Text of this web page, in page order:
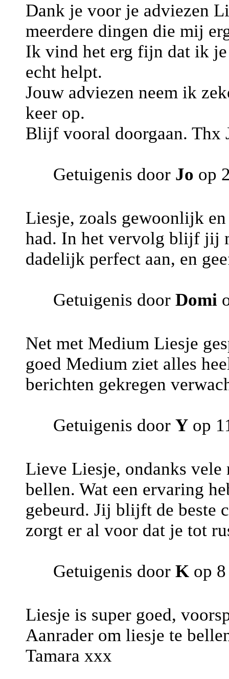
Dank je voor je adviezen
meerdere dingen die mij
Ik vind het erg fijn dat ik
echt helpt.
Jouw adviezen neem ik
keer op.
Blijf vooral doorgaan. Thx
Getuigenis door Jo op
Liesje, zoals gewoonlijk
had. In het vervolg blijf jij
dadelijk perfect aan, en
Getuigenis door Domi
Net met Medium Liesje
goed Medium ziet alles
berichten gekregen
Getuigenis door Y op
Lieve Liesje, ondanks
bellen. Wat een ervaring
gebeurd. Jij blijft de beste
zorgt er al voor dat je tot
Getuigenis door K op
Liesje is super goed,
Aanrader om liesje te
Tamara xxx